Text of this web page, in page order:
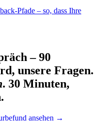
Pfade – so, dass Ihre
– 90
unsere Fragen.
. 30 Minuten,
ansehen →